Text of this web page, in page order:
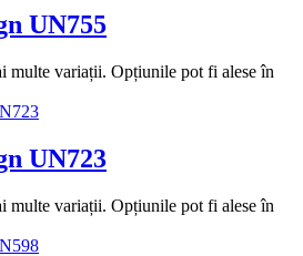
UN755
multe variații. Opțiunile pot fi alese în
UN723
multe variații. Opțiunile pot fi alese în